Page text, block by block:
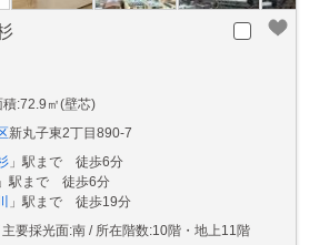
積:72.9㎡(壁芯)
新丸子東2丁目890-7
」駅まで 徒歩6分
」駅まで 徒歩6分
」駅まで 徒歩19分
主要採光面:南 所在階数:10階・地上11階